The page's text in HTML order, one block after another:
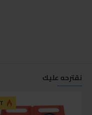
نقترحه عليك